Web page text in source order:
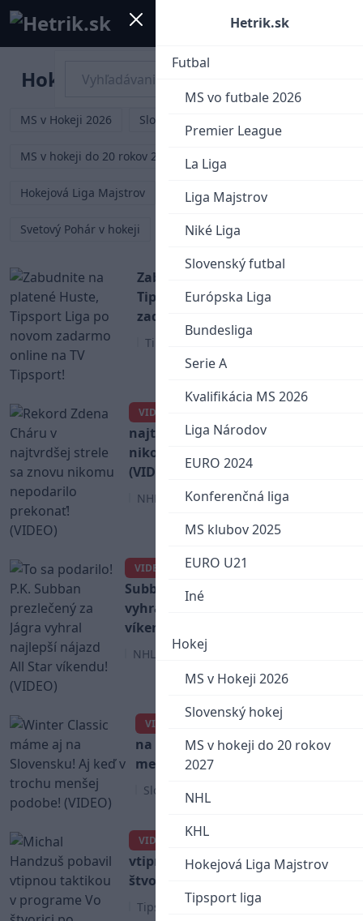
Mobile menu
Hetrik.sk
Futbal
MS vo futbale 2026
Premier League
La Liga
Liga Majstrov
Niké Liga
Slovenský futbal
Európska Liga
Bundesliga
Serie A
Kvalifikácia MS 2026
Liga Národov
EURO 2024
Konferenčná liga
MS klubov 2025
EURO U21
Iné
Hokej
MS v Hokeji 2026
Slovenský hokej
MS v hokeji do 20 rokov
2027
NHL
KHL
Hokejová Liga Majstrov
Tipsport liga
Hokej
MS v Hokeji 2026 Slovenský hokej
MS v hokeji do 20 rokov 2027 NHL
Hokejová Liga Majstrov Tipsport liga
Svetový Pohár v hokeji ZOH 2026
Zabudnite na platené Huste,
Tipsport Liga po novom
zadarmo online na TV Tipsport!
Tipsport liga
VIDEO
najtvrdšej strele sa znovu
nikomu nepodarilo prekonať!
(VIDEO)
NHL
VIDEO
To sa podarilo! P.K.
Subban prezlečený za Jágra
vyhral najlepší nájazd All Star
víkendu! (VIDEO)
NHL
VIDEO
Winter Classic máme aj
na Slovensku! Aj keď v trochu
menšej podobe! (VIDEO)
Slovenský hokej
VIDEO
Michal Handzuš pobavil
vtipnou taktikou v programe Vo
štvorici po Slovensku (VIDEO)
Tipsport liga